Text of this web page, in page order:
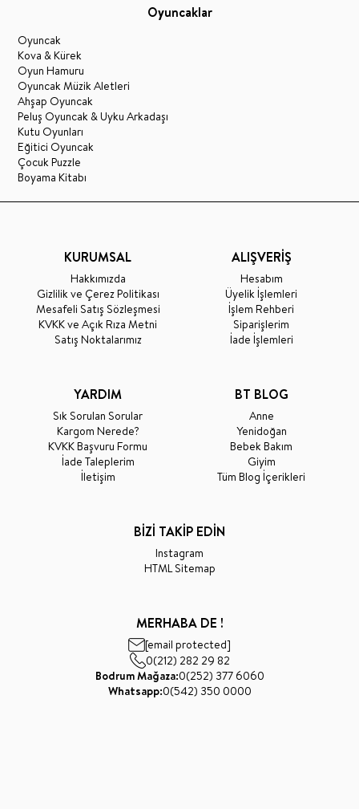
Oyuncaklar
Oyuncak
Kova & Kürek
Oyun Hamuru
Oyuncak Müzik Aletleri
Ahşap Oyuncak
Peluş Oyuncak & Uyku Arkadaşı
Kutu Oyunları
Eğitici Oyuncak
Çocuk Puzzle
Boyama Kitabı
KURUMSAL
Hakkımızda
Gizlilik ve Çerez Politikası
Mesafeli Satış Sözleşmesi
KVKK ve Açık Rıza Metni
Satış Noktalarımız
ALIŞVERİŞ
Hesabım
Üyelik İşlemleri
İşlem Rehberi
Siparişlerim
İade İşlemleri
YARDIM
Sık Sorulan Sorular
Kargom Nerede?
KVKK Başvuru Formu
İade Taleplerim
İletişim
BT BLOG
Anne
Yenidoğan
Bebek Bakım
Giyim
Tüm Blog İçerikleri
BİZİ TAKİP EDİN
Instagram
HTML Sitemap
MERHABA DE !
[email protected]
0(212) 282 29 82
Bodrum Mağaza:0(252) 377 6060
Whatsapp:0(542) 350 0000